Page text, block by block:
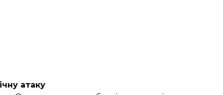
атаку